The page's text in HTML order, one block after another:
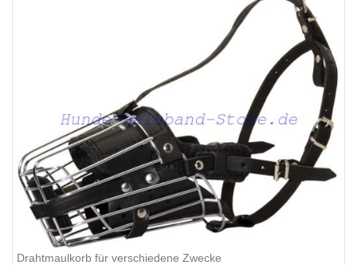
Drahtmaulkorb für verschiedene Zwecke